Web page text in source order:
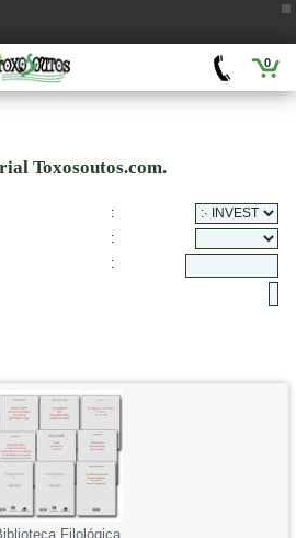
0
Toxosoutos.com.
:
:
:
Filológica